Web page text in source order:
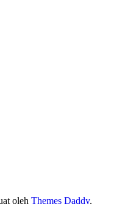
oleh Themes Daddy.